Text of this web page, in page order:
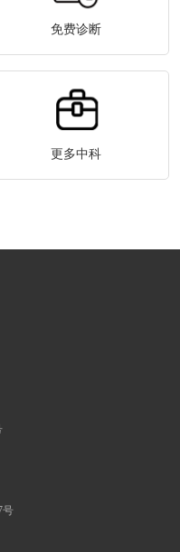
免费诊断
更多中科
号